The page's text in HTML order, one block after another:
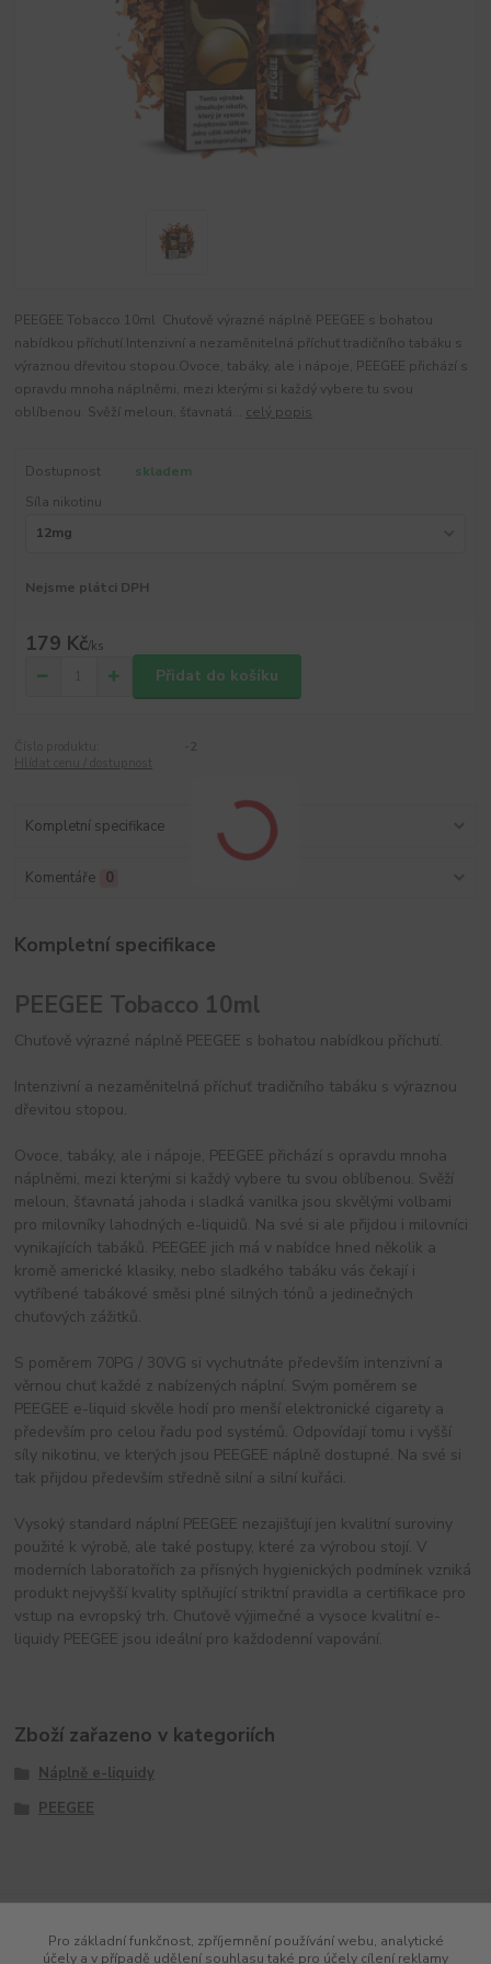
PEEGEE Tobacco 10ml Chuťově výrazné náplně PEEGEE s bohatou
nabídkou příchutí.Intenzivní a nezaměnitelná příchuť tradičního tabáku s
výraznou dřevitou stopou.Ovoce, tabáky, ale i nápoje, PEEGEE přichází s
opravdu mnoha náplněmi, mezi kterými si každý vybere tu svou
oblíbenou. Svěží meloun, šťavnatá... celý popis
Dostupnost
skladem
Síla nikotinu
Nejsme plátci DPH
179 Kč/ks
Přidat do košíku
Kompletní specifikace
Komentáře 0
Kompletní specifikace
PEEGEE Tobacco 10ml
Chuťově výrazné náplně PEEGEE s bohatou nabídkou příchutí.
Intenzivní a nezaměnitelná příchuť tradičního tabáku s výraznou
dřevitou stopou.
Ovoce, tabáky, ale i nápoje, PEEGEE přichází s opravdu mnoha
náplněmi, mezi kterými si každý vybere tu svou oblíbenou. Svěží
meloun, šťavnatá jahoda i sladká vanilka jsou skvělými volbami
pro milovníky lahodných e-liquidů. Na své si ale přijdou i milovníci
vynikajících tabáků. PEEGEE jich má v nabídce hned několik a
kromě americké klasiky, nebo sladkého tabáku vás čekají i
vytříbené tabákové směsi plné silných tónů a jedinečných
chuťových zážitků.
S poměrem 70PG / 30VG si vychutnáte především intenzivní a
věrnou chuť každé z nabízených náplní. Svým poměrem se
PEEGEE e-liquid skvěle hodí pro menší elektronické cigarety a
především pro celou řadu pod systémů. Odpovídají tomu i vyšší
síly nikotinu, ve kterých jsou PEEGEE náplně dostupné. Na své si
tak přijdou především středně silní a silní kuřáci.
Vysoký standard náplní PEEGEE nezajišťují jen kvalitní suroviny
použité k výrobě, ale také postupy, které za výrobou stojí. V
moderních laboratořích za přísných hygienických podmínek vzniká
produkt nejvyšší kvality splňující striktní pravidla a certifikace pro
vstup na evropský trh. Chuťově výjimečné a vysoce kvalitní e-
liquidy PEEGEE jsou ideální pro každodenní vapování.
Zboží zařazeno v kategoriích
Náplně e-liquidy
PEEGEE
Pro základní funkčnost, zpříjemnění používání webu, analytické
účely a v případě udělení souhlasu také pro účely cílení reklamy